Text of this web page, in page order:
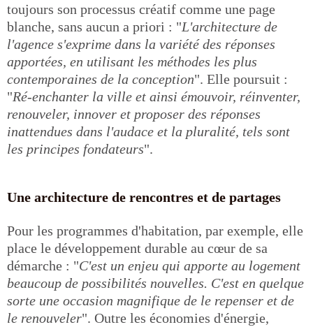
toujours son processus créatif comme une page
blanche, sans aucun a priori : "L'architecture de
l'agence s'exprime dans la variété des réponses
apportées, en utilisant les méthodes les plus
contemporaines de la conception". Elle poursuit :
"Ré-enchanter la ville et ainsi émouvoir, réinventer,
renouveler, innover et proposer des réponses
inattendues dans l'audace et la pluralité, tels sont
les principes fondateurs".
Une architecture de rencontres et de partages
Pour les programmes d'habitation, par exemple, elle
place le développement durable au cœur de sa
démarche : "C'est un enjeu qui apporte au logement
beaucoup de possibilités nouvelles. C'est en quelque
sorte une occasion magnifique de le repenser et de
le renouveler". Outre les économies d'énergie,